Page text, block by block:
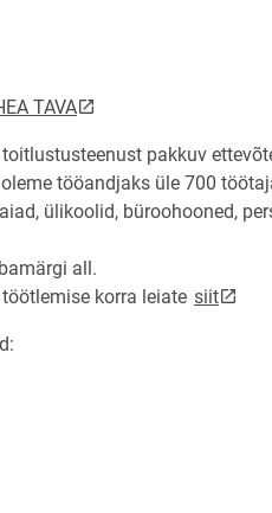
TAVAlink opens on new page
pakkuv
tööandjaks üle 700
ülikoolid, büroohooned,
all.
korra leiate siitlink